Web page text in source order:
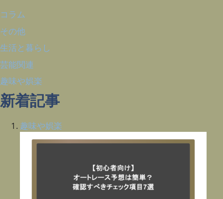
コラム
その他
生活と暮らし
芸能関連
趣味や娯楽
新着記事
趣味や娯楽